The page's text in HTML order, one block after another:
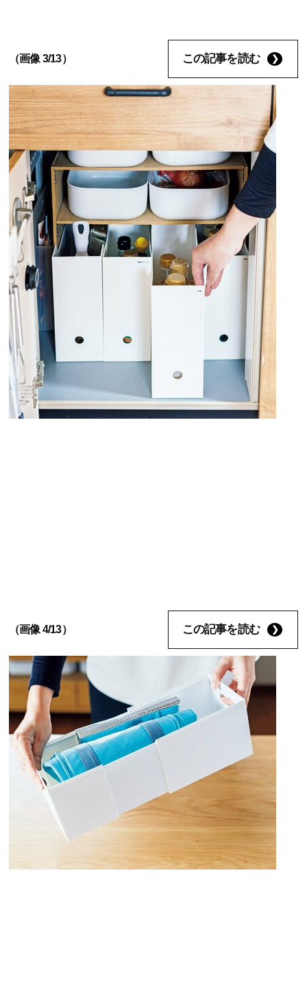
（画像 3/13） この記事を読む
（画像 4/13） この記事を読む